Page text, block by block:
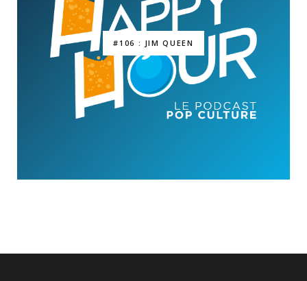
#106 : JIM QUEEN